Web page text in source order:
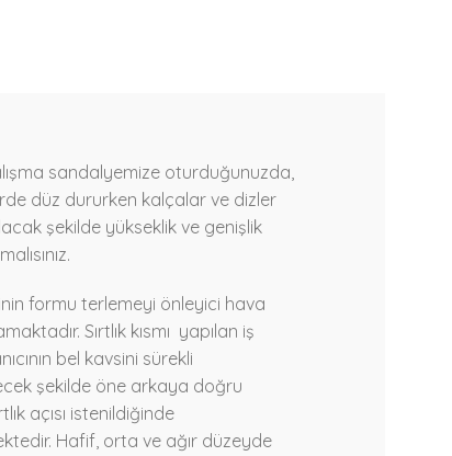
sandalyemize oturduğunuzda,
düz dururken kalçalar ve dizler
şekilde yükseklik ve genişlik
formu terlemeyi önleyici hava
Sırtlık kısmı yapılan iş
bel kavsini sürekli
şekilde öne arkaya doğru
açısı istenildiğinde
Hafif, orta ve ağır düzeyde